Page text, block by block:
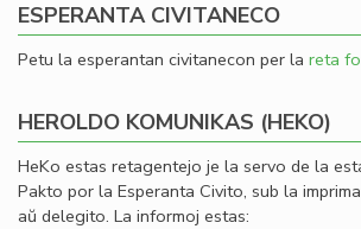
ESPERANTA CIVITANECO
Petu la esperantan civitanecon per la reta
HEROLDO KOMUNIKAS (HEKO)
HeKo estas retagentejo je la servo de la
Pakto por la Esperanta Civito, sub la
aŭ delegito. La informoj estas: